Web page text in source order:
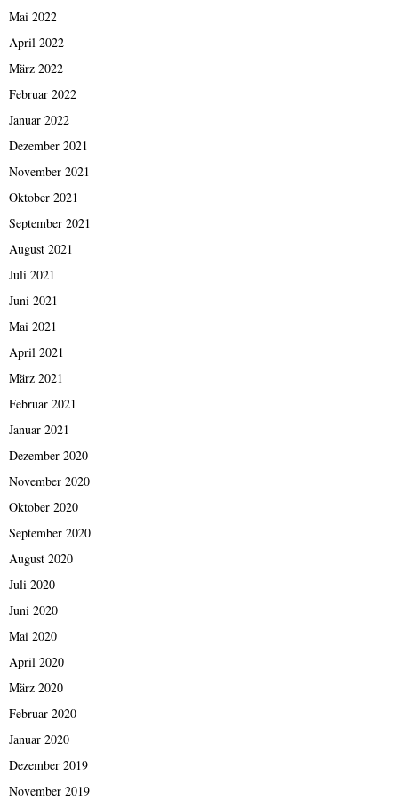
Mai 2022
April 2022
März 2022
Februar 2022
Januar 2022
Dezember 2021
November 2021
Oktober 2021
September 2021
August 2021
Juli 2021
Juni 2021
Mai 2021
April 2021
März 2021
Februar 2021
Januar 2021
Dezember 2020
November 2020
Oktober 2020
September 2020
August 2020
Juli 2020
Juni 2020
Mai 2020
April 2020
März 2020
Februar 2020
Januar 2020
Dezember 2019
November 2019